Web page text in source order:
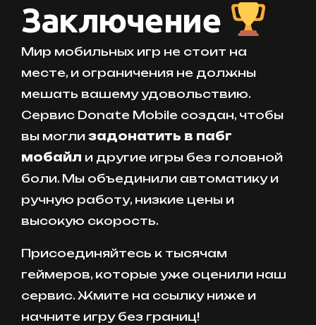
Заключение
Мир мобильных игр не стоит на
месте, и ограничения не должны
мешать вашему удовольствию.
Сервис Donate Mobile создан, чтобы
вы могли задонатить в пабг
мобайл и другие игры без головной
боли. Мы объединили автоматику и
ручную работу, низкие цены и
высокую скорость.
Присоединяйтесь к тысячам
геймеров, которые уже оценили наш
сервис. Жмите на ссылку ниже и
начните игру без границ!